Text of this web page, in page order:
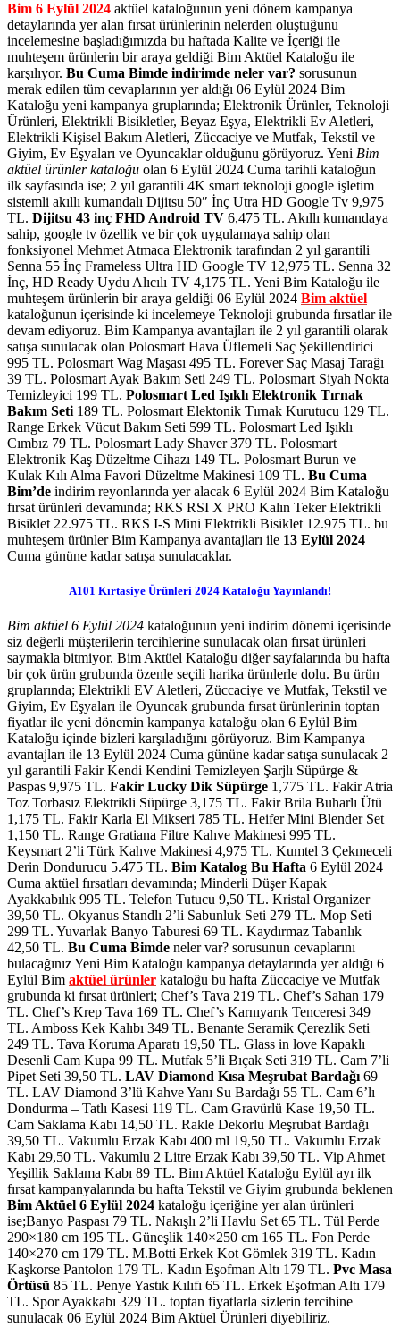
Bim 6 Eylül 2024 aktüel kataloğunun yeni dönem kampanya
detaylarında yer alan fırsat ürünlerinin nelerden oluştuğunu
incelemesine başladığımızda bu haftada Kalite ve İçeriği ile
muhteşem ürünlerin bir araya geldiği Bim Aktüel Kataloğu ile
karşılıyor. Bu Cuma Bimde indirimde neler var? sorusunun
merak edilen tüm cevaplarının yer aldığı 06 Eylül 2024 Bim
Kataloğu yeni kampanya gruplarında; Elektronik Ürünler, Teknoloji
Ürünleri, Elektrikli Bisikletler, Beyaz Eşya, Elektrikli Ev Aletleri,
Elektrikli Kişisel Bakım Aletleri, Züccaciye ve Mutfak, Tekstil ve
Giyim, Ev Eşyaları ve Oyuncaklar olduğunu görüyoruz. Yeni Bim
aktüel ürünler kataloğu olan 6 Eylül 2024 Cuma tarihli kataloğun
ilk sayfasında ise; 2 yıl garantili 4K smart teknoloji google işletim
sistemli akıllı kumandalı Dijitsu 50″ İnç Utra HD Google Tv 9,975
TL. Dijitsu 43 inç FHD Android TV 6,475 TL. Akıllı kumandaya
sahip, google tv özellik ve bir çok uygulamaya sahip olan
fonksiyonel Mehmet Atmaca Elektronik tarafından 2 yıl garantili
Senna 55 İnç Frameless Ultra HD Google TV 12,975 TL. Senna 32
İnç, HD Ready Uydu Alıcılı TV 4,175 TL. Yeni Bim Kataloğu ile
muhteşem ürünlerin bir araya geldiği 06 Eylül 2024 Bim aktüel
kataloğunun içerisinde ki incelemeye Teknoloji grubunda fırsatlar ile
devam ediyoruz. Bim Kampanya avantajları ile 2 yıl garantili olarak
satışa sunulacak olan Polosmart Hava Üflemeli Saç Şekillendirici
995 TL. Polosmart Wag Maşası 495 TL. Forever Saç Masaj Tarağı
39 TL. Polosmart Ayak Bakım Seti 249 TL. Polosmart Siyah Nokta
Temizleyici 199 TL. Polosmart Led Işıklı Elektronik Tırnak
Bakım Seti 189 TL. Polosmart Elektonik Tırnak Kurutucu 129 TL.
Range Erkek Vücut Bakım Seti 599 TL. Polosmart Led Işıklı
Cımbız 79 TL. Polosmart Lady Shaver 379 TL. Polosmart
Elektronik Kaş Düzeltme Cihazı 149 TL. Polosmart Burun ve
Kulak Kılı Alma Favori Düzeltme Makinesi 109 TL. Bu Cuma
Bim’de indirim reyonlarında yer alacak 6 Eylül 2024 Bim Kataloğu
fırsat ürünleri devamında; RKS RSI X PRO Kalın Teker Elektrikli
Bisiklet 22.975 TL. RKS I-S Mini Elektrikli Bisiklet 12.975 TL. bu
muhteşem ürünler Bim Kampanya avantajları ile 13 Eylül 2024
Cuma gününe kadar satışa sunulacaklar.
A101 Kırtasiye Ürünleri 2024 Kataloğu Yayınlandı!
Bim aktüel 6 Eylül 2024 kataloğunun yeni indirim dönemi içerisinde
siz değerli müşterilerin tercihlerine sunulacak olan fırsat ürünleri
saymakla bitmiyor. Bim Aktüel Kataloğu diğer sayfalarında bu hafta
bir çok ürün grubunda özenle seçili harika ürünlerle dolu. Bu ürün
gruplarında; Elektrikli EV Aletleri, Züccaciye ve Mutfak, Tekstil ve
Giyim, Ev Eşyaları ile Oyuncak grubunda fırsat ürünlerinin toptan
fiyatlar ile yeni dönemin kampanya kataloğu olan 6 Eylül Bim
Kataloğu içinde bizleri karşıladığını görüyoruz. Bim Kampanya
avantajları ile 13 Eylül 2024 Cuma gününe kadar satışa sunulacak 2
yıl garantili Fakir Kendi Kendini Temizleyen Şarjlı Süpürge &
Paspas 9,975 TL. Fakir Lucky Dik Süpürge 1,775 TL. Fakir Atria
Toz Torbasız Elektrikli Süpürge 3,175 TL. Fakir Brila Buharlı Ütü
1,175 TL. Fakir Karla El Mikseri 785 TL. Heifer Mini Blender Set
1,150 TL. Range Gratiana Filtre Kahve Makinesi 995 TL.
Keysmart 2’li Türk Kahve Makinesi 4,975 TL. Kumtel 3 Çekmeceli
Derin Dondurucu 5.475 TL. Bim Katalog Bu Hafta 6 Eylül 2024
Cuma aktüel fırsatları devamında; Minderli Düşer Kapak
Ayakkabılık 995 TL. Telefon Tutucu 9,50 TL. Kristal Organizer
39,50 TL. Okyanus Standlı 2’li Sabunluk Seti 279 TL. Mop Seti
299 TL. Yuvarlak Banyo Taburesi 69 TL. Kaydırmaz Tabanlık
42,50 TL. Bu Cuma Bimde neler var? sorusunun cevaplarını
bulacağınız Yeni Bim Kataloğu kampanya detaylarında yer aldığı 6
Eylül Bim aktüel ürünler kataloğu bu hafta Züccaciye ve Mutfak
grubunda ki fırsat ürünleri; Chef’s Tava 219 TL. Chef’s Sahan 179
TL. Chef’s Krep Tava 169 TL. Chef’s Karnıyarık Tenceresi 349
TL. Amboss Kek Kalıbı 349 TL. Benante Seramik Çerezlik Seti
249 TL. Tava Koruma Aparatı 19,50 TL. Glass in love Kapaklı
Desenli Cam Kupa 99 TL. Mutfak 5’li Bıçak Seti 319 TL. Cam 7’li
Pipet Seti 39,50 TL. LAV Diamond Kısa Meşrubat Bardağı69
TL. LAV Diamond 3’lü Kahve Yanı Su Bardağı 55 TL. Cam 6’lı
Dondurma – Tatlı Kasesi 119 TL. Cam Gravürlü Kase 19,50 TL.
Cam Saklama Kabı 14,50 TL. Rakle Dekorlu Meşrubat Bardağı
39,50 TL. Vakumlu Erzak Kabı 400 ml 19,50 TL. Vakumlu Erzak
Kabı 29,50 TL. Vakumlu 2 Litre Erzak Kabı 39,50 TL. Vip Ahmet
Yeşillik Saklama Kabı 89 TL. Bim Aktüel Kataloğu Eylül ayı ilk
fırsat kampanyalarında bu hafta Tekstil ve Giyim grubunda beklenen
Bim Aktüel 6 Eylül 2024 kataloğu içeriğine yer alan ürünleri
ise;Banyo Paspası 79 TL. Nakışlı 2’li Havlu Set 65 TL. Tül Perde
290×180 cm 195 TL. Güneşlik 140×250 cm 165 TL. Fon Perde
140×270 cm 179 TL. M.Botti Erkek Kot Gömlek 319 TL. Kadın
Kaşkorse Pantolon 179 TL. Kadın Eşofman Altı 179 TL. Pvc Masa
Örtüsü 85 TL. Penye Yastık Kılıfı 65 TL. Erkek Eşofman Altı 179
TL. Spor Ayakkabı 329 TL. toptan fiyatlarla sizlerin tercihine
sunulacak 06 Eylül 2024 Bim Aktüel Ürünleri diyebiliriz.